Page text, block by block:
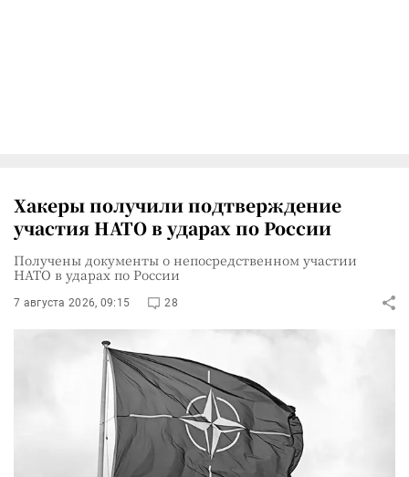
Хакеры получили подтверждение
участия НАТО в ударах по России
Получены документы о непосредственном участии
НАТО в ударах по России
7 августа 2026, 09:15 28